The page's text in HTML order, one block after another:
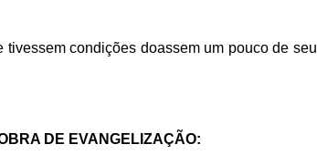
condições doassem um pouco de seu
DE EVANGELIZAÇÃO: